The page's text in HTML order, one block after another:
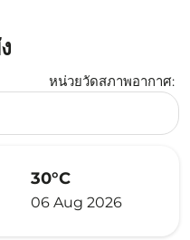
หน่วยวัดสภาพอากาศ:
30°C
06 Aug 2026